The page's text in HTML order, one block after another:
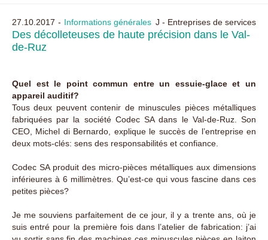
27.10.2017 Informations générales J - Entreprises de services
Des décolleteuses de haute précision dans le Val-
de-Ruz
Quel est le point commun entre un essuie-glace et un
appareil auditif?
Tous deux peuvent contenir de minuscules pièces métalliques
fabriquées par la société Codec SA dans le Val-de-Ruz. Son
CEO, Michel di Bernardo, explique le succès de l’entreprise en
deux mots-clés: sens des responsabilités et confiance.
Codec SA produit des micro-pièces métalliques aux dimensions
inférieures à 6 millimètres. Qu’est-ce qui vous fascine dans ces
petites pièces?
Je me souviens parfaitement de ce jour, il y a trente ans, où je
suis entré pour la première fois dans l’atelier de fabrication: j’ai